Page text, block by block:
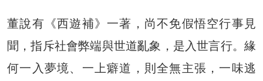
董說有《西遊補》一著，尚不免假悟空行事見
聞，指斥社會弊端與世道亂象，是入世言行。緣
何一入夢境、一上癖道，則全無主張，一味逃